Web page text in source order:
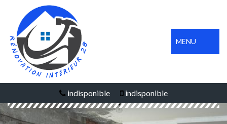
MENU
indisponible indisponible